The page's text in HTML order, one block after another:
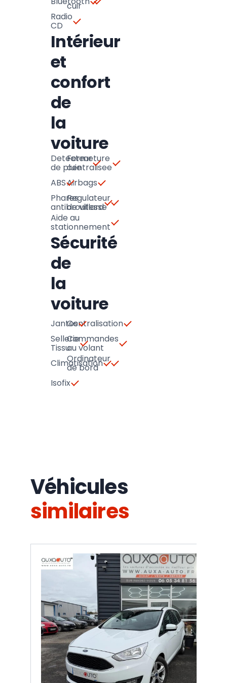
cuir
Radio
CD
Intérieur
et
confort
de
la
voiture
Detecteur
de pluie
Fermeture
centralisee
ABSAirbags
Phares
antibrouillard
Regulateur
de vitesse
Aide au
stationnement
Sécurité
de
la
voiture
JantesCentralisation
Sellerie
Tissu
Commandes
au volant
Climatisation
Ordinateur
de bord
Isofix
Véhicules
similaires